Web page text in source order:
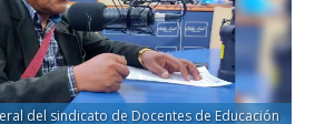
del sindicato de Docentes de Educación